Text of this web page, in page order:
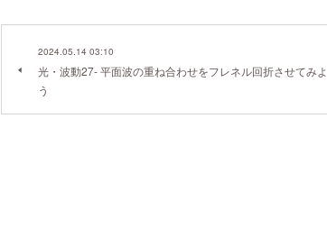
2024.05.14 03:10
光・波動27- 平面波の重ね合わせをフレネル回折させてみよ
う